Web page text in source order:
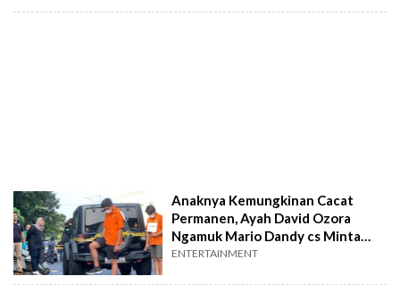
Anaknya Kemungkinan Cacat
Permanen, Ayah David Ozora
Ngamuk Mario Dandy cs Minta
Keringanan Hukuman
ENTERTAINMENT